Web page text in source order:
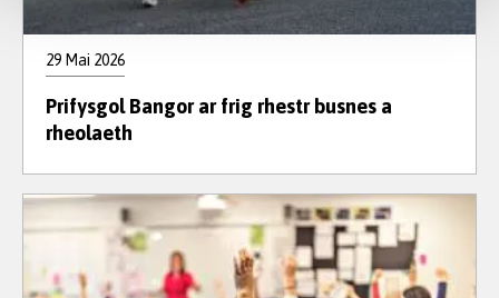
29 Mai 2026
Prifysgol Bangor ar frig rhestr busnes a
rheolaeth